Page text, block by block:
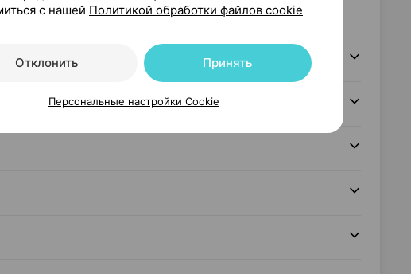
с нашей Политикой обработки файлов cookie
Отклонить Принять
Персональные настройки Cookie